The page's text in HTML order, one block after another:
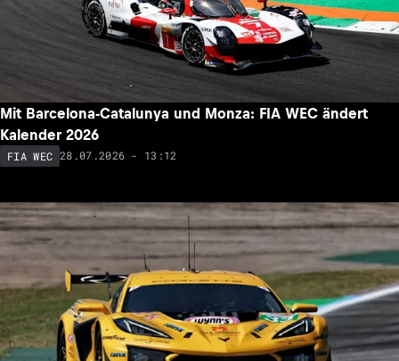
Mit Barcelona-Catalunya und Monza: FIA WEC ändert
Kalender 2026
FIA WEC 28.07.2026 - 13:12